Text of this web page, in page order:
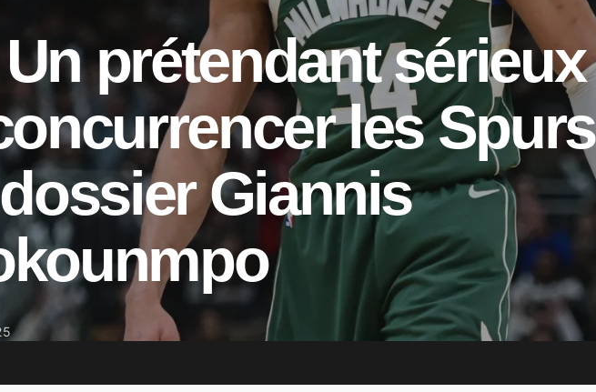
prétendant sérieux
les Spurs
Giannis